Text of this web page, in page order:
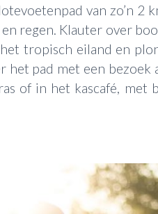
van zo’n 2
regen. Klauter over
tropisch eiland en
het pad met een bezoek
of in het kascafé, met